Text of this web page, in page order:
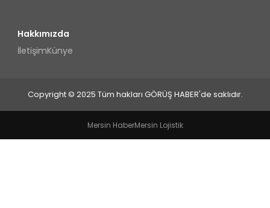
Hakkımızda
İletişimKünye
Copyright © 2025 Tüm hakları GÖRÜŞ HABER'de saklıdır.
Mersin HaberMersin Lojistik